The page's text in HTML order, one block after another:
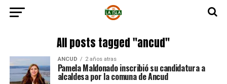
All posts tagged "ancud"
ANCUD 2 años atras
Pamela Maldonado inscribió su candidatura a
alcaldesa por la comuna de Ancud